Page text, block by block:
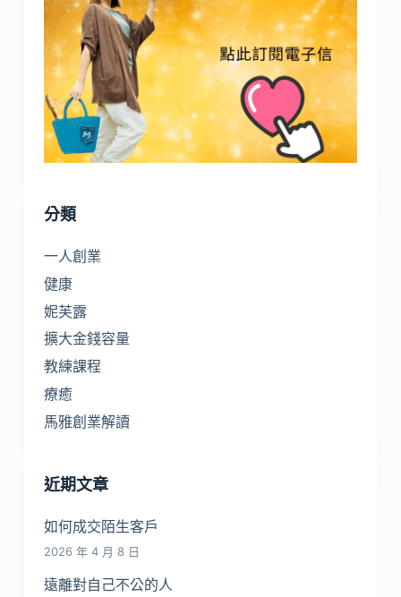
分類
一人創業
健康
妮芙露
擴大金錢容量
教練課程
療癒
馬雅創業解讀
近期文章
如何成交陌生客戶
2026 年 4 月 8 日
遠離對自己不公的人